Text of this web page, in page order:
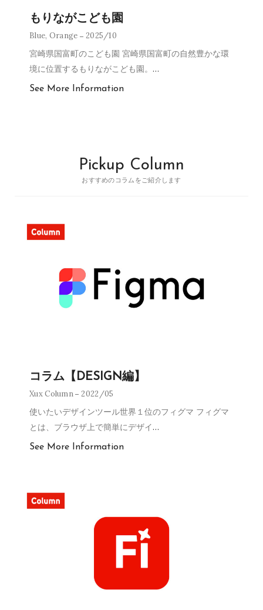
もりながこども園
Blue, Orange 2025/10
宮崎県国富町のこども園 宮崎県国富町の自然豊かな環
境に位置するもりながこども園。 …
See More Information
Pickup Column
おすすめのコラムをご紹介します
コラム【DESIGN編】
Xux Column 2022/05
使いたいデザインツール世界１位のフィグマ フィグマ
とは、ブラウザ上で簡単にデザイ…
See More Information